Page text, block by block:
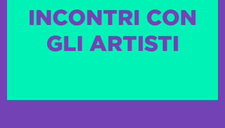
INCONTRI CON
GLI ARTISTI